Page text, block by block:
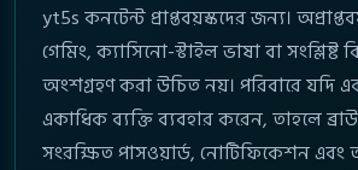
yt5s কনটেন্ট প্রাপ্তবয়স্কদের জন্য।
গেমিং, ক্যাসিনো-স্টাইল ভাষা বা সংশ্লিষ্ট
অংশগ্রহণ করা উচিত নয়। পরিবারে যদি
একাধিক ব্যক্তি ব্যবহার করেন, তাহলে
সংরক্ষিত পাসওয়ার্ড, নোটিফিকেশন এবং